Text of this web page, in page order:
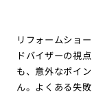
リフォームショ
ドバイザーの視
も、意外なポイ
ん。よくある失